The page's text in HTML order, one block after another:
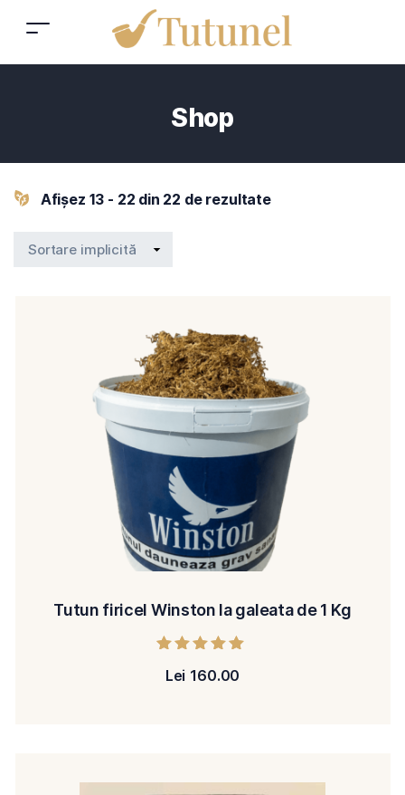
Shop
Afișez 13 - 22 din 22 de rezultate
Tutun firicel Winston la galeata de 1 Kg
5.00
Lei 160.00